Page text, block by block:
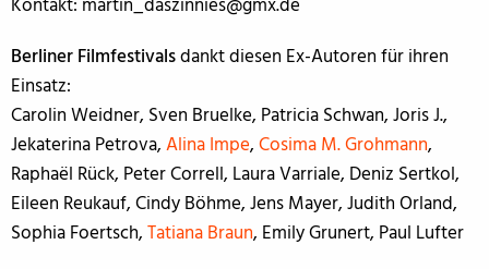
Kontakt: martin_daszinnies@gmx.de
Berliner Filmfestivalsdankt diesen Ex-Autoren für ihren
Einsatz:
Carolin Weidner, Sven Bruelke, Patricia Schwan, Joris J.,
Jekaterina Petrova,Alina Impe,Cosima M. Grohmann,
Raphaël Rück, Peter Correll, Laura Varriale, Deniz Sertkol,
Eileen Reukauf, Cindy Böhme, Jens Mayer, Judith Orland,
Sophia Foertsch,Tatiana Braun, Emily Grunert, Paul Lufter